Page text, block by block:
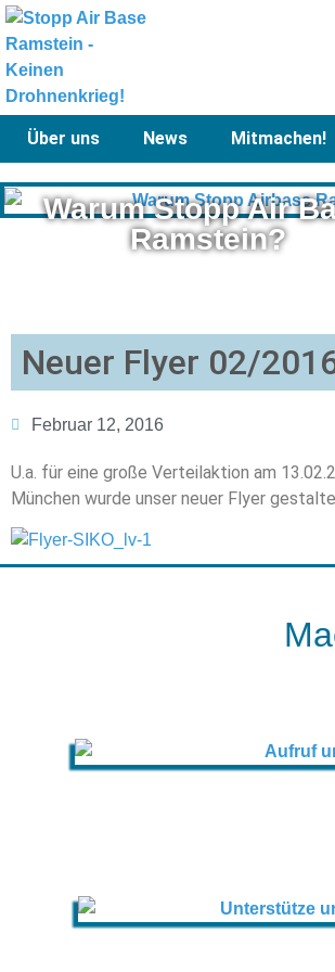
Über uns News Mitmachen!
Warum Stopp Air
Ramstein?
Neuer Flyer 02/
Februar 12, 2016
U.a. für eine große Verteilaktion am
München wurde unser neuer Flyer